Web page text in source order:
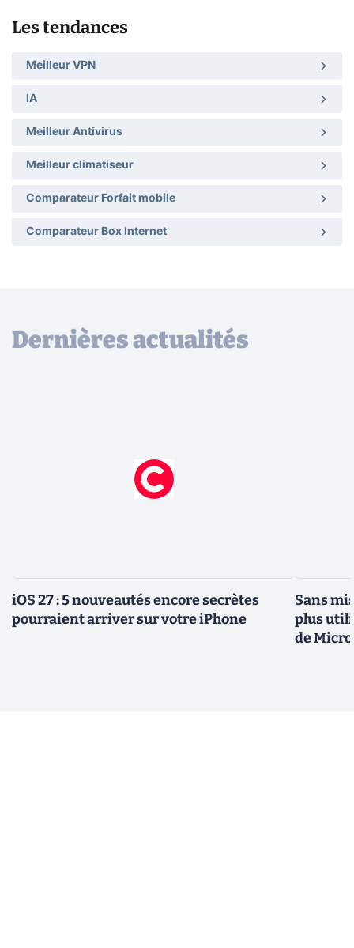
Les tendances
Meilleur VPN
IA
Meilleur Antivirus
Meilleur climatiseur
Comparateur Forfait mobile
Comparateur Box Internet
Dernières actualités
iOS 27 : 5 nouveautés encore secrètes
pourraient arriver sur votre iPhone
Sans
plus
de